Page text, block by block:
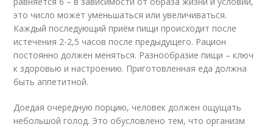
это число может уменьшаться или увеличиваться.
Каждый последующий приём пищи происходит после
истечения 2-2,5 часов после предыдущего. Рацион
постоянно должен меняться. Разнообразие пищи – ключ
к здоровью и настроению. Приготовленная еда должна
быть аппетитной.
Доедая очередную порцию, человек должен ощущать
небольшой голод. Это обусловлено тем, что организм